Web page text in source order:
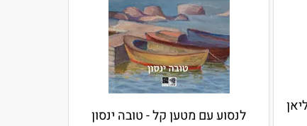
לנסוע עם מטען קל - טובה ינסון